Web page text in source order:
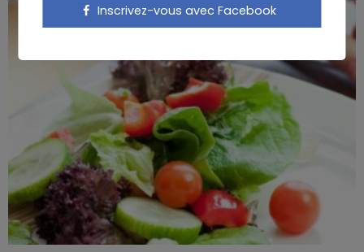
Inscrivez-vous avec Facebook